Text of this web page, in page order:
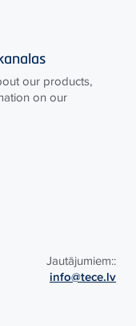
our products,
on our
Jautājumiem::
info@tece.lv